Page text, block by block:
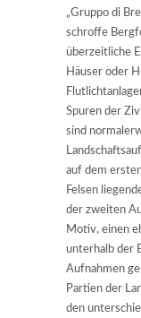
„Gruppo di
schroffe
überzeitliche
Häuser oder
Spuren der
sind
auf dem
Felsen
der zweiten
Motiv, einen
unterhalb der
Aufnahmen
Partien der
den